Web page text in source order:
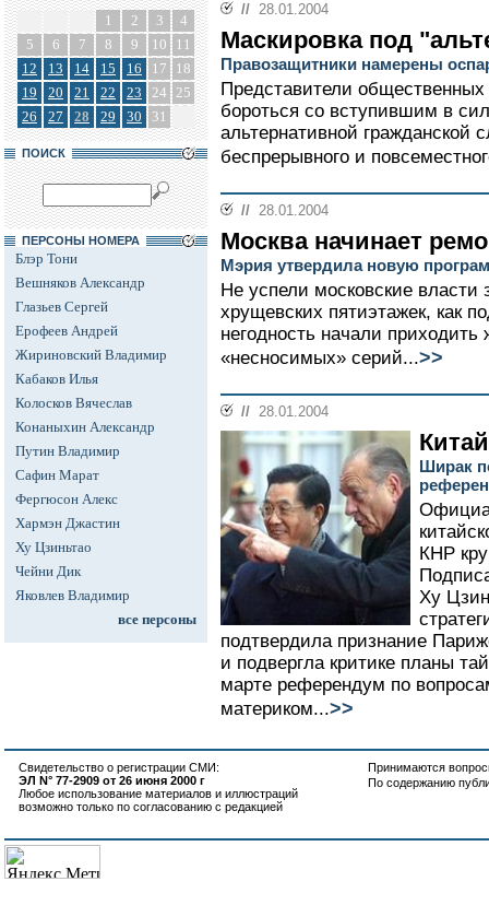
1 2 3
4
5
6 7 8 9 10
11
12
13 14 15 16 17
18
19
20 21 22 23 24 25
26
27 28 29 30 31
ПОИСК
ПЕРСОНЫ НОМЕРА
Блэр Тони
Вешняков Александр
Глазьев Сергей
Ерофеев Андрей
Жириновский Владимир
Кабаков Илья
Колосков Вячеслав
Конаныхин Александр
Путин Владимир
Сафин Марат
Фергюсон Алекс
Хармэн Джастин
Ху Цзиньтао
Чейни Дик
Яковлев Владимир
все персоны
// 28.01.2004
Маскировка под
Правозащитники намерены
Представители
бороться со вступившим в
альтернативной
беспрерывного и
// 28.01.2004
Москва начинает
Мэрия утвердила новую
Не успели московские
хрущевских пятиэтажек, как
негодность начали
«несносимых» серий...>>
// 28.01.2004
Ширак
КНР
Ху
подтвердила признание
и подвергла критике планы
марте референдум по
материком...>>
Свидетельство о регистрации СМИ:
ЭЛ N° 77-2909 от 26 июня 2000 г
Любое использование материалов и иллюстраций
возможно только по согласованию с редакцией
Принимаются
По содержанию